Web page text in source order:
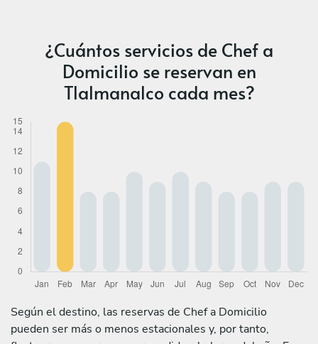
¿Cuántos servicios de Chef a
Domicilio se reservan en
Tlalmanalco cada mes?
Según el destino, las reservas de Chef a Domicilio
pueden ser más o menos estacionales y, por tanto,